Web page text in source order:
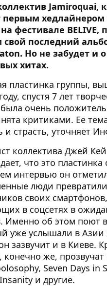
Jamiroquai,
первым хедлайнером
фестивале BELIVE,
свой последний
Но не забудет и
хитах.
пластинка группы,
спустя 7 лет
очень
критиками. Ее
страсть, уточняет
коллектива Джей Кей
что это пластинка
интервью он
люди
своих смартфонов,
в соцсетях в
Именно об этом поют
уже услышали в Азии
зазвучит и в Киеве.
конечно же,
Seven Days in
и другие.